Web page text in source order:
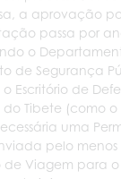
a aprovação
passa por
o
de Segurança
Escritório de
Tibete (como o
uma
pelo menos
de Viagem para o